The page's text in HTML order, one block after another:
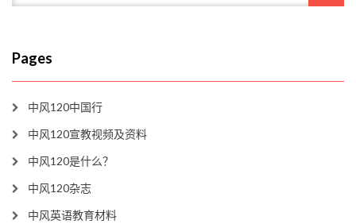
Pages
中风120中国行
中风120宣教视频及资料
中风120是什么？
中风120杂志
中风英语教育材料